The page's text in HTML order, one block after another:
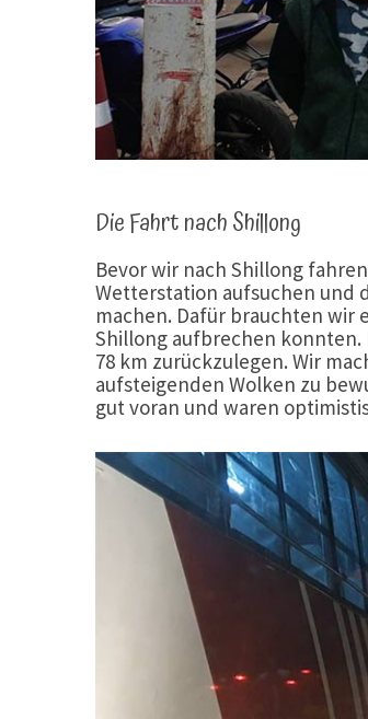
Die Fahrt nach Shillong
Bevor wir nach Shillong
Wetterstation aufsuchen und
machen. Dafür brauchten wir
Shillong aufbrechen konnten.
78 km zurückzulegen. Wir
aufsteigenden Wolken zu
gut voran und waren